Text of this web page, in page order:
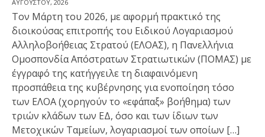
ΑΥΓΟΎΣΤΟΥ, 2026
Τον Μάρτη του 2026, με αφορμή πρακτικό της
διοικούσας επιτροπής του Ειδικού Λογαριασμού
Αλληλοβοήθειας Στρατού (ΕΛΟΑΣ), η Πανελλήνια
Ομοσπονδία Απόστρατων Στρατιωτικών (ΠΟΜΑΣ) με
έγγραφό της κατήγγειλε τη διαφαινόμενη
προσπάθεια της κυβέρνησης για ενοποίηση τόσο
των ΕΛΟΑ (χορηγούν το «εφάπαξ» βοήθημα) των
τριών κλάδων των ΕΔ, όσο και των ίδιων των
Μετοχικών Ταμείων, λογαριασμοί των οποίων […]